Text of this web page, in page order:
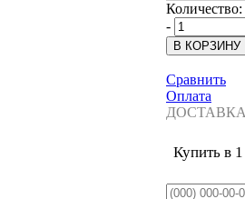
Количество:
-
Сравнить
Оплата
ДОСТАВКА
Купить в